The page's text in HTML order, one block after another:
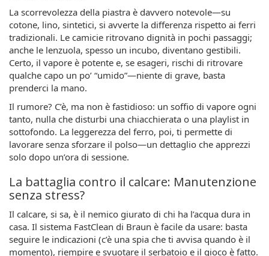
La scorrevolezza della piastra è davvero notevole—su
cotone, lino, sintetici, si avverte la differenza rispetto ai ferri
tradizionali. Le camicie ritrovano dignità in pochi passaggi;
anche le lenzuola, spesso un incubo, diventano gestibili.
Certo, il vapore è potente e, se esageri, rischi di ritrovare
qualche capo un po’ “umido”—niente di grave, basta
prenderci la mano.
Il rumore? C’è, ma non è fastidioso: un soffio di vapore ogni
tanto, nulla che disturbi una chiacchierata o una playlist in
sottofondo. La leggerezza del ferro, poi, ti permette di
lavorare senza sforzare il polso—un dettaglio che apprezzi
solo dopo un’ora di sessione.
La battaglia contro il calcare: Manutenzione
senza stress?
Il calcare, si sa, è il nemico giurato di chi ha l’acqua dura in
casa. Il sistema FastClean di Braun è facile da usare: basta
seguire le indicazioni (c’è una spia che ti avvisa quando è il
momento), riempire e svuotare il serbatoio e il gioco è fatto.